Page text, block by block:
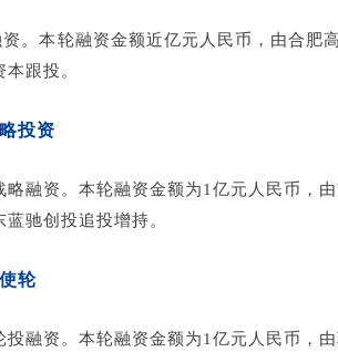
。本轮融资金额近亿元人民币，由合肥
跟投。
投资
略融资。本轮融资金额为1亿元人民币，
驰创投追投增持。
轮
投融资。本轮融资金额为1亿元人民币，